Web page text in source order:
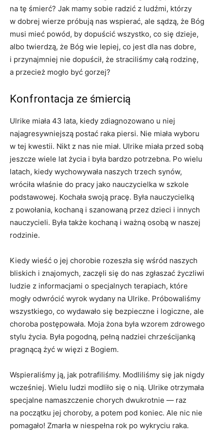
na tę śmierć? Jak mamy sobie radzić z ludźmi, którzy
w dobrej wierze próbują nas wspierać, ale sądzą, że Bóg
musi mieć powód, by dopuścić wszystko, co się dzieje,
albo twierdzą, że Bóg wie lepiej, co jest dla nas dobre,
i przynajmniej nie dopuścił, że straciliśmy całą rodzinę,
a przecież mogło być gorzej?
Konfrontacja ze śmiercią
Ulrike miała 43 lata, kiedy zdiagnozowano u niej
najagresywniejszą postać raka piersi. Nie miała wyboru
w tej kwestii. Nikt z nas nie miał. Ulrike miała przed sobą
jeszcze wiele lat życia i była bardzo potrzebna. Po wielu
latach, kiedy wychowywała naszych trzech synów,
wróciła właśnie do pracy jako nauczycielka w szkole
podstawowej. Kochała swoją pracę. Była nauczycielką
z powołania, kochaną i szanowaną przez dzieci i innych
nauczycieli. Była także kochaną i ważną osobą w naszej
rodzinie.
Kiedy wieść o jej chorobie rozeszła się wśród naszych
bliskich i znajomych, zaczęli się do nas zgłaszać życzliwi
ludzie z informacjami o specjalnych terapiach, które
mogły odwrócić wyrok wydany na Ulrike. Próbowaliśmy
wszystkiego, co wydawało się bezpieczne i logiczne, ale
choroba postępowała. Moja żona była wzorem zdrowego
stylu życia. Była pogodną, pełną nadziei chrześcijanką
pragnącą żyć w więzi z Bogiem.
Wspieraliśmy ją, jak potrafiliśmy. Modliliśmy się jak nigdy
wcześniej. Wielu ludzi modliło się o nią. Ulrike otrzymała
specjalne namaszczenie chorych dwukrotnie — raz
na początku jej choroby, a potem pod koniec. Ale nic nie
pomagało! Zmarła w niespełna rok po wykryciu raka.